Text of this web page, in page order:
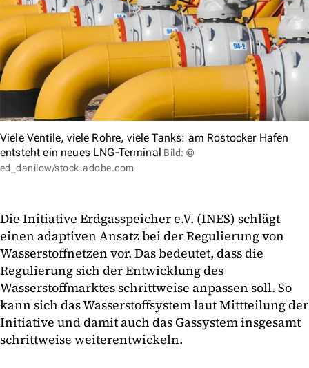
Viele Ventile, viele Rohre, viele Tanks: am Rostocker Hafen
entsteht ein neues LNG-Terminal Bild: ©
ed_danilow/stock.adobe.com
Die Initiative Erdgasspeicher e.V. (INES) schlägt
einen adaptiven Ansatz bei der Regulierung von
Wasserstoffnetzen vor. Das bedeutet, dass die
Regulierung sich der Entwicklung des
Wasserstoffmarktes schrittweise anpassen soll. So
kann sich das Wasserstoffsystem laut Mittteilung der
Initiative und damit auch das Gassystem insgesamt
schrittweise weiterentwickeln.